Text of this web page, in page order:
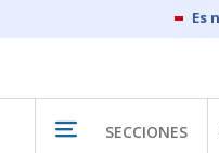
SECCIONES